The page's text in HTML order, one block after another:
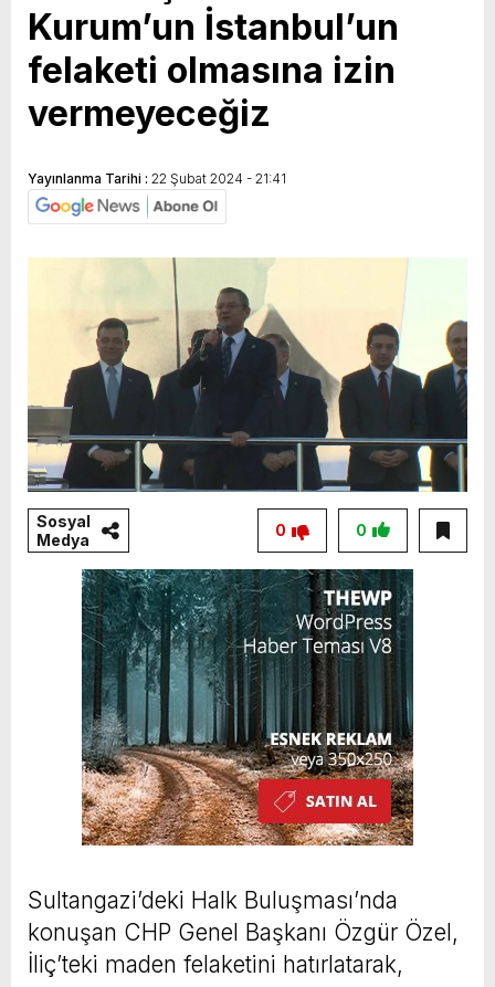
GERÇEKLEŞTİ
Kurum’un İstanbul’un
felaketi olmasına izin
vermeyeceğiz
Yayınlanma Tarihi : 22 Şubat 2024 - 21:41
Sosyal
Medya
0
0
Sultangazi’deki Halk Buluşması’nda
konuşan CHP Genel Başkanı Özgür Özel,
İliç’teki maden felaketini hatırlatarak,